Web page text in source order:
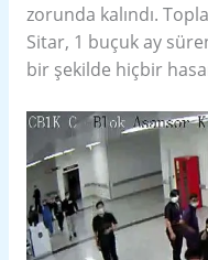
zorunda kalındı.
Sitar, 1 buçuk ay
bir şekilde hiçbir